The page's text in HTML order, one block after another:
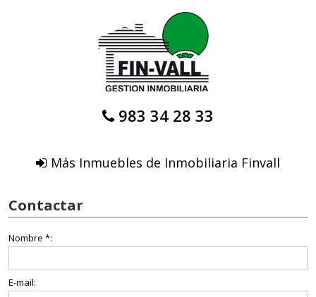
983 34 28 33
Más Inmuebles de Inmobiliaria Finvall
Contactar
Nombre *:
E-mail: